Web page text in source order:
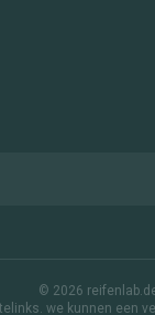
© 2026
we kunnen een